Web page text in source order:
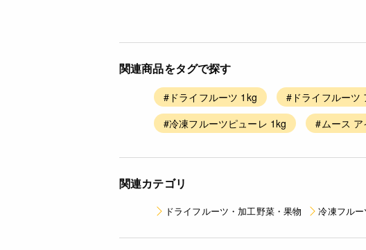
関連商品をタグで探す
#ドライフルーツ 1kg #ドライフルーツ
#冷凍フルーツピューレ 1kg
#ムース
関連カテゴリ
ドライフルーツ・加工野菜・果物 冷凍フル